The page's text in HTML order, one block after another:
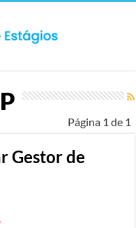
Página 1 de 1
Gestor de